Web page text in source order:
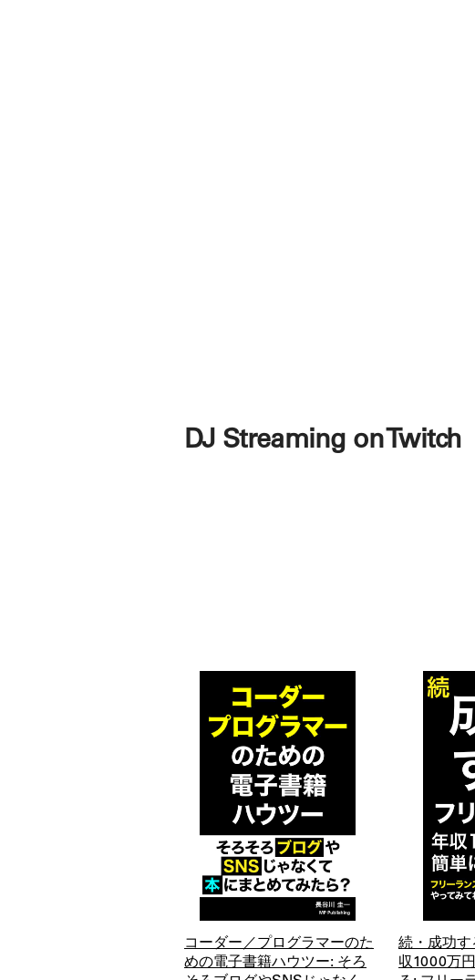
DJ Streaming on Twitch
コーダー／プログラマーのた
めの電子書籍ハウツー: そろ
続・成功す
収1000万